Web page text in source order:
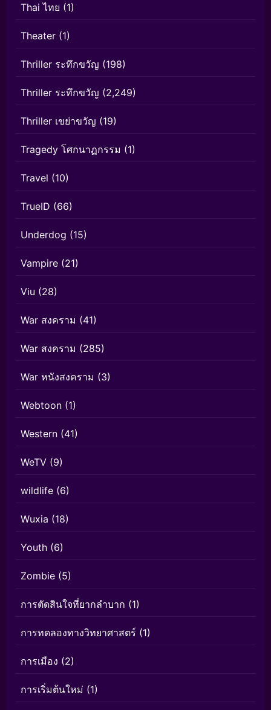
Thai ไทย (1)
Theater (1)
Thriller ระทึกขวัญ (198)
Thriller ระทึกขวัญ (2,249)
Thriller เขย่าขวัญ (19)
Tragedy โศกนาฏกรรม (1)
Travel (10)
TrueID (66)
Underdog (15)
Vampire (21)
Viu (28)
War สงคราม (41)
War สงคราม (285)
War หนังสงคราม (3)
Webtoon (1)
Western (41)
WeTV (9)
wildlife (6)
Wuxia (18)
Youth (6)
Zombie (5)
การตัดสินใจที่ยากลำบาก (1)
การทดลองทางวิทยาศาสตร์ (1)
การเมือง (2)
การเริ่มต้นใหม่ (1)